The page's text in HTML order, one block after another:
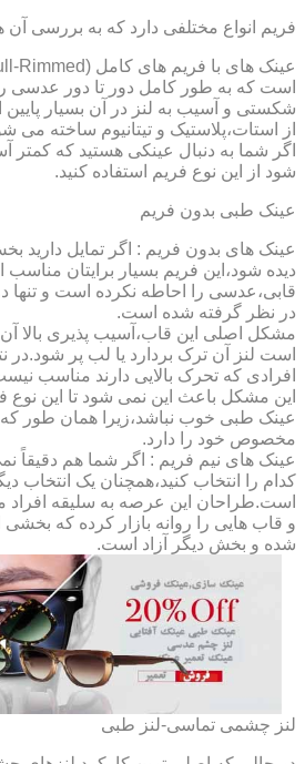
فریم انواع مختلفی دارد که به بررسی آن
است که به طور کامل دور تا دور عدسی
شکستی و آسیب به لنز در آن بسیار
از استات،پلاستیک و تیتانیوم ساخته می
اگر شما به دنبال عینکی هستید که کمتر
شود از این نوع فریم استفاده کنید.
عینک طبی بدون فریم
عینک های بدون فریم : اگر تمایل
دیده شود،این فریم بسیار برایتان
قابی،عدسی را احاطه نکرده است و تنها
در نظر گرفته شده است.
مشکل اصلی این قاب،آسیب پذیری بالا
است لنز آن ترک بردارد یا لب پر شود.در
افرادی که تحرک بالایی دارند مناسب
این مشکل باعث این نمی شود تا این نوع
عینک طبی خوب نباشد،زیرا همان طور که
مخصوص خود را دارد.
عینک های نیم فریم : اگر شما هم دقیقاً نمی
کدام را انتخاب کنید،همچنان یک انتخاب
است.طراحان این عرصه به سلیقه افراد
و قاب هایی را روانه بازار کرده که
شده و بخش دیگر آزاد است.
لنز چشمی تماسی-لنز طبی